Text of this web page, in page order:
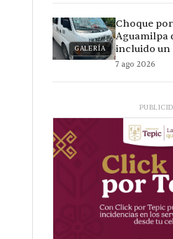
GALERÍA
Choque
Aguamilpa
incluido un
7 ago 2026